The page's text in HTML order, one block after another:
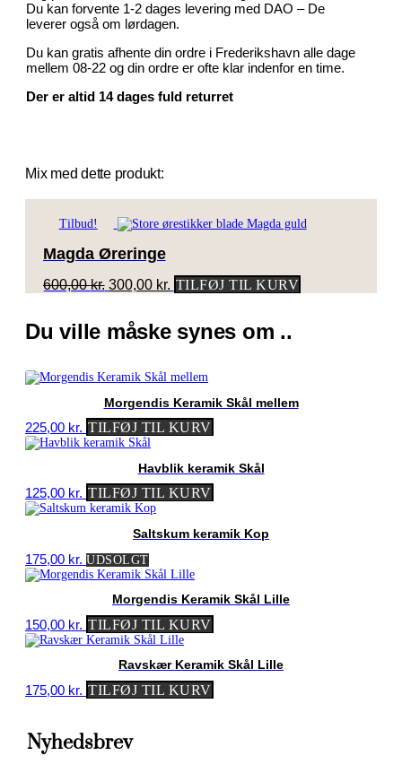
Du kan forvente 1-2 dages levering med DAO – De
leverer også om lørdagen.
Du kan gratis afhente din ordre i Frederikshavn alle dage
mellem 08-22 og din ordre er ofte klar indenfor en time.
Der er altid 14 dages fuld returret
Mix med dette produkt:
Tilbud!
Magda Øreringe
600,00kr. Den
var:
300,00 kr. Den
er:
300,00 kr..
TILFØJ TIL KURV
Du ville måske synes om ..
Morgendis Keramik Skål mellem
225,00 kr. TILFØJ TIL KURV
Havblik keramik Skål
125,00 kr. TILFØJ TIL KURV
Saltskum keramik Kop
175,00 kr. UDSOLGT
Morgendis Keramik Skål Lille
150,00 kr. TILFØJ TIL KURV
Ravskær Keramik Skål Lille
175,00 kr. TILFØJ TIL KURV
Nyhedsbrev